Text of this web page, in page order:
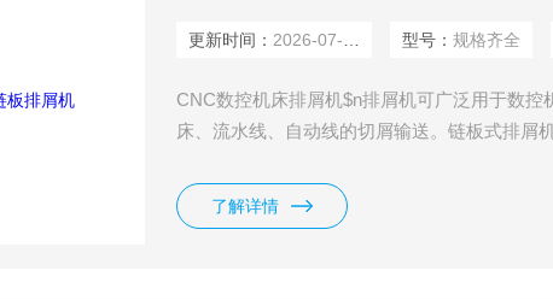
更新时间： 2026-07-15 型号：规格齐全
CNC数控机床排屑机$n排屑机可广泛用于数
床、流水线、自动线的切屑输送。链板式排屑
不锈钢板，主要零部件均经耐磨及耐腐蚀处理
配有机械过载保护及电流过载发讯保护装置，
了解详情